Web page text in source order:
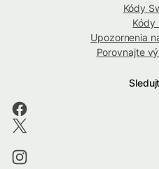
Kódy
Kódy
Upozornenia
Porovnajte